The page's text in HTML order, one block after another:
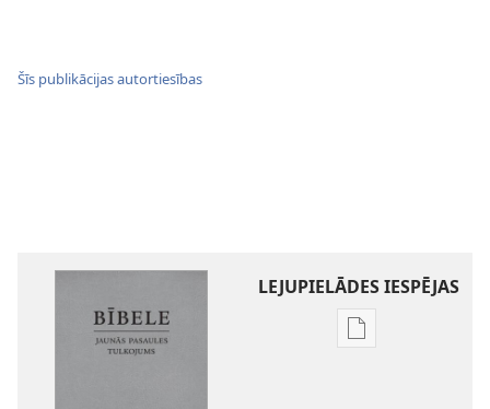
Šīs publikācijas autortiesības
LEJUPIELĀDES IESPĒJAS
Publikāciju